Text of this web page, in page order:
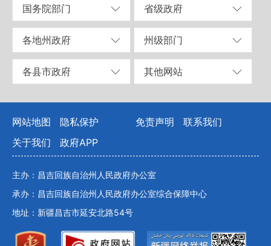
国务院部门 省级政府
各地州政府 州级部门
各县市政府 其他网站
网站地图 隐私保护 免责声明
联系我们
关于我们
政府APP
主办：昌吉回族自治州人民政府办公室
承办：昌吉回族自治州人民政府办公室综合保障中心
地址：新疆昌吉市延安北路54号